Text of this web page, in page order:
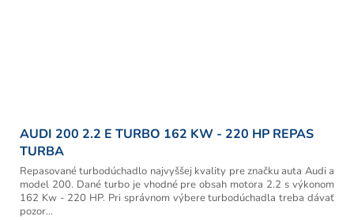
AUDI 200 2.2 E TURBO 162 KW - 220 HP REPAS
TURBA
Repasované turbodúchadlo najvyššej kvality pre značku auta Audi a
model 200. Dané turbo je vhodné pre obsah motora 2.2 s výkonom
162 Kw - 220 HP. Pri správnom výbere turbodúchadla treba dávať
pozor...